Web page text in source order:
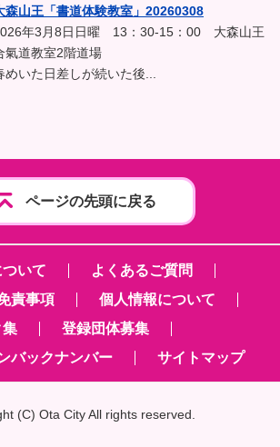
森山王「書道体験教室」20260308
年3月8日日曜 13：30-15：00 大森山王
氣道教室2階道場
めいた日差しが続いた後...
ページの先頭に戻る
いて
よくあるご質問
責事項
個人情報について
集
登録団体募集
バックナンバー
サイトマップ
(C) Ota City All rights reserved.